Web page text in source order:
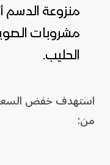
منزوعة الدسم
مشروبات
الحليب.
استهدف خفض
من: